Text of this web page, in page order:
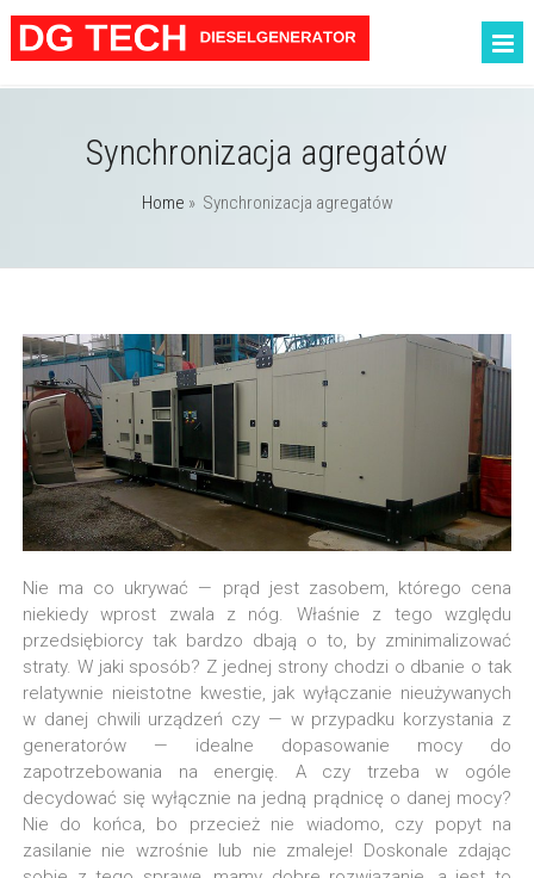
Synchronizacja agregatów
Home » Synchronizacja agregatów
Nie ma co ukrywać — prąd jest zasobem, którego cena
niekiedy wprost zwala z nóg. Właśnie z tego względu
przedsiębiorcy tak bardzo dbają o to, by zminimalizować
straty. W jaki sposób? Z jednej strony chodzi o dbanie o tak
relatywnie nieistotne kwestie, jak wyłączanie nieużywanych
w danej chwili urządzeń czy — w przypadku korzystania z
generatorów — idealne dopasowanie mocy do
zapotrzebowania na energię. A czy trzeba w ogóle
decydować się wyłącznie na jedną prądnicę o danej mocy?
Nie do końca, bo przecież nie wiadomo, czy popyt na
zasilanie nie wzrośnie lub nie zmaleje! Doskonale zdając